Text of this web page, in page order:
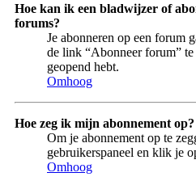
Hoe kan ik een bladwijzer of
forums?
Je abonneren op een forum
de link “Abonneer forum”
geopend hebt.
Omhoog
Hoe zeg ik mijn abonnement op?
Om je abonnement op te
gebruikerspaneel en klik je
Omhoog